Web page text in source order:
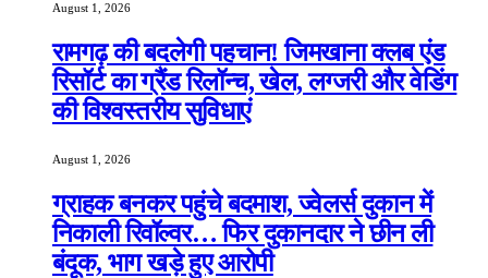
August 1, 2026
रामगढ़ की बदलेगी पहचान! जिमखाना क्लब एंड
रिसॉर्ट का ग्रैंड रिलॉन्च, खेल, लग्जरी और वेडिंग
की विश्वस्तरीय सुविधाएं
August 1, 2026
ग्राहक बनकर पहुंचे बदमाश, ज्वेलर्स दुकान में
निकाली रिवॉल्वर… फिर दुकानदार ने छीन ली
बंदूक, भाग खड़े हुए आरोपी